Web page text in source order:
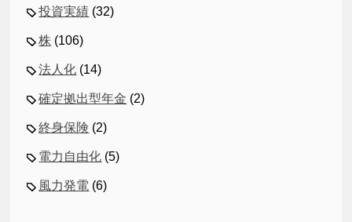
投資実績 (32)
株 (106)
法人化 (14)
確定拠出型年金 (2)
終身保険 (2)
電力自由化 (5)
風力発電 (6)